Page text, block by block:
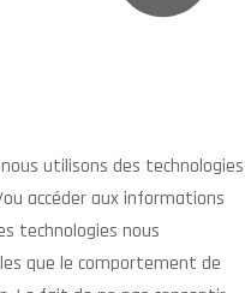
utilisons des technologies
accéder aux informations
technologies nous
que le comportement de